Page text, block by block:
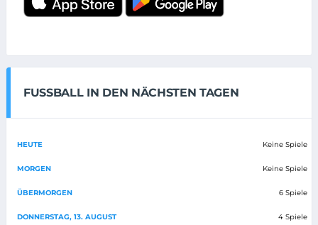
FUSSBALL IN DEN NÄCHSTEN TAGEN
HEUTE Keine Spiele
MORGEN Keine Spiele
ÜBERMORGEN 6 Spiele
DONNERSTAG, 13. AUGUST 4 Spiele